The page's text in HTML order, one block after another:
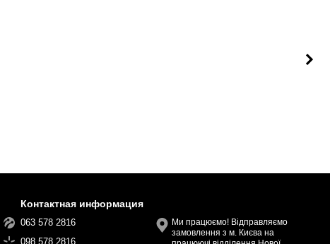
Контактная информация
063 578 2816
098 578 2816
Ми працюємо! Відправляємо
замовлення з м. Києва на